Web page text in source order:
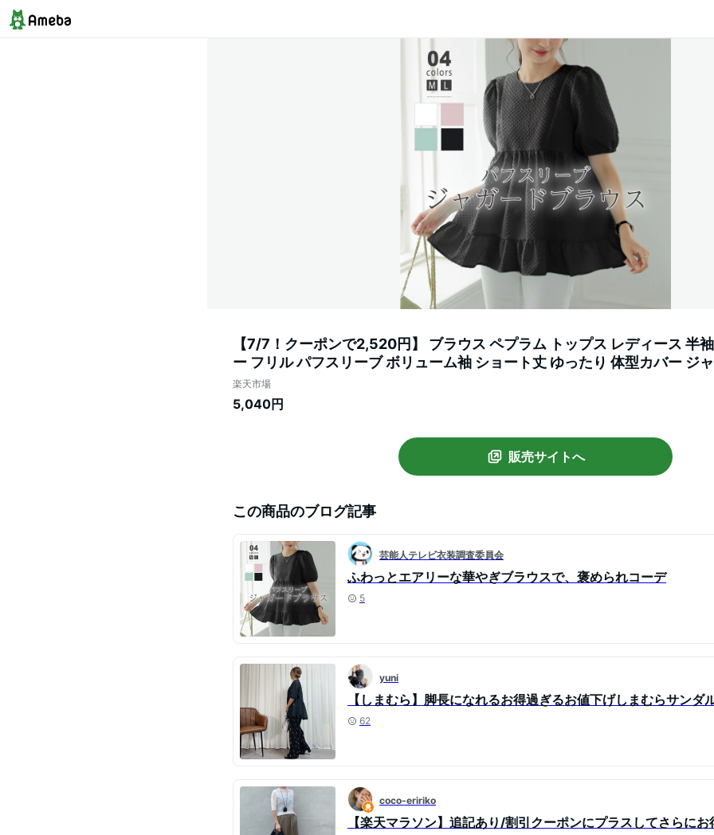
【7/7！クーポンで2,520円】 ブラウス ペプラム トップス レディース 半
ー フリル パフスリーブ ボリューム袖 ショート丈 ゆったり 体型カバー ジ
やか 大人可愛い 春夏 春 夏 韓国 韓国ファッション 20代 30代 40代 50代
楽天市場
5,040円
販売サイトへ
この商品のブログ記事
芸能人テレビ衣装調査委員会
ふわっとエアリーな華やぎブラウスで、褒められコーデ
5
yuni
【しまむら】脚長になれるお得過ぎるお値下げしまむらサンダ
62
coco-eririko
【楽天マラソン】追記あり/割引クーポンにプラスしてさらに